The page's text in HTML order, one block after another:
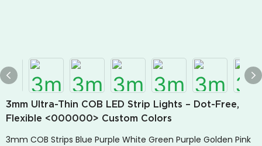
3mm Ultra-Thin COB LED Strip Lights – Dot-Free,
Flexible <000000> Custom Colors
3mm COB Strips Blue Purple White Green Purple Golden Pink